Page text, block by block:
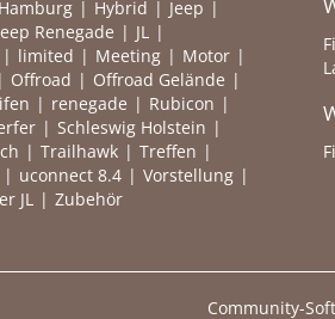
Hamburg Hybrid
Jeep
Renegade
JL
limited Meeting
Motor
Offroad
Offroad Gelände
renegade
Rubicon
Schleswig Holstein
Trailhawk
Treffen
uconnect 8.4
Vorstellung
JL Zubehör
Community-